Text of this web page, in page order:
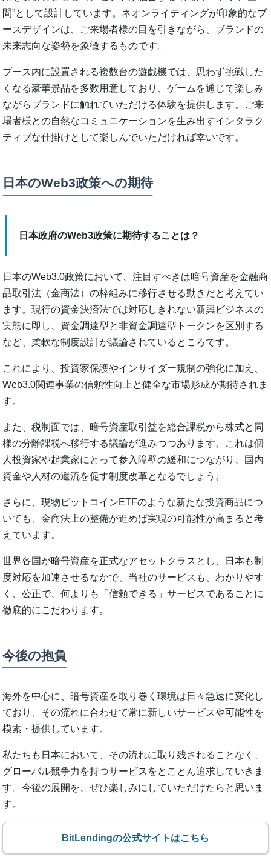
間”として設計しています。ネオンライティングが印象的なブ
ースデザインは、ご来場者様の目を引きながら、ブランドの
未来志向な姿勢を象徴するものです。
ブース内に設置される複数台の遊戯機では、思わず挑戦した
くなる豪華景品を多数用意しており、ゲームを通じて楽しみ
ながらブランドに触れていただける体験を提供します。ご来
場者様との自然なコミュニケーションを生み出すインタラク
ティブな仕掛けとして楽しんでいただければ幸いです。
日本のWeb3政策への期待
日本政府のWeb3政策に期待することは？
日本のWeb3.0政策において、注目すべきは暗号資産を金融商
品取引法（金商法）の枠組みに移行させる動きだと考えてい
ます。現行の資金決済法では対応しきれない新興ビジネスの
実態に即し、資金調達型と非資金調達型トークンを区別する
など、柔軟な制度設計が議論されているところです。
これにより、投資家保護やインサイダー規制の強化に加え、
Web3.0関連事業の信頼性向上と健全な市場形成が期待されま
す。
また、税制面では、暗号資産取引益を総合課税から株式と同
様の分離課税へ移行する議論が進みつつあります。これは個
人投資家や起業家にとって参入障壁の緩和につながり、国内
資金や人材の還流を促す制度改革となるでしょう。
さらに、現物ビットコインETFのような新たな投資商品につ
いても、金商法上の整備が進めば実現の可能性が高まると考
えています。
世界各国が暗号資産を正式なアセットクラスとし、日本も制
度対応を加速させるなかで、当社のサービスも、わかりやす
く、公正で、何よりも「信頼できる」サービスであることに
徹底的にこだわります。
今後の抱負
海外を中心に、暗号資産を取り巻く環境は日々急速に変化し
ており、その流れに合わせて常に新しいサービスや可能性を
模索・提供しています。
私たちも日本において、その流れに取り残されることなく、
グローバル競争力を持つサービスをとことん追求していきま
す。今後の展開を、ぜひ楽しみにしていただけたらと思いま
す。
BitLendingの公式サイトはこちら